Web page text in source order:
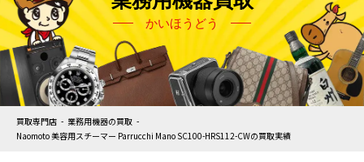
かいほうどう
買取専門店
業務用機器の買取
Naomoto 美容用スチーマー Parrucchi Mano SC100-HRS112-CWの買取実績